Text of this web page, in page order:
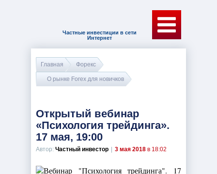
Частные инвестиции в сети
Интернет
Главная Форекс
О рынке Forex для новичков
Открытый вебинар
«Психология трейдинга».
17 мая, 19:00
Автор: Частный инвестор 3 мая 2018 в 18:02